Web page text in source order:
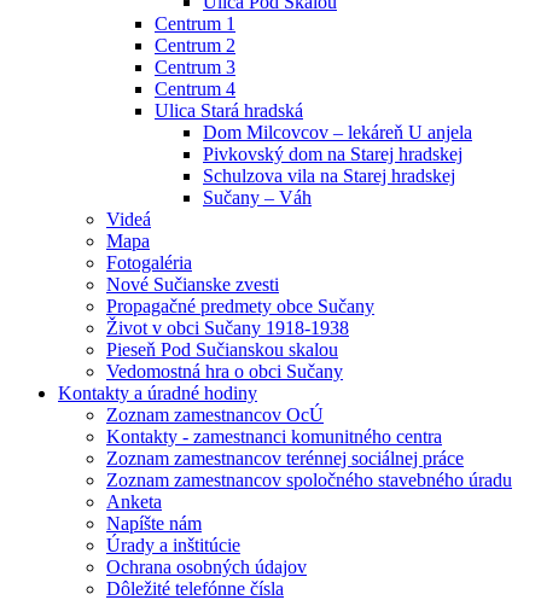
Centrum 1
Centrum 2
Centrum 3
Centrum 4
Ulica Stará hradská
Dom Milcovcov – lekáreň U anjela
Pivkovský dom na Starej hradskej
Schulzova vila na Starej hradskej
Sučany – Váh
Videá
Mapa
Fotogaléria
Nové Sučianske zvesti
Propagačné predmety obce Sučany
Život v obci Sučany 1918-1938
Pieseň Pod Sučianskou skalou
Vedomostná hra o obci Sučany
Kontakty a úradné hodiny
Zoznam zamestnancov OcÚ
Kontakty - zamestnanci komunitného centra
Zoznam zamestnancov terénnej sociálnej práce
Zoznam zamestnancov spoločného stavebného úradu
Anketa
Napíšte nám
Úrady a inštitúcie
Ochrana osobných údajov
Dôležité telefónne čísla